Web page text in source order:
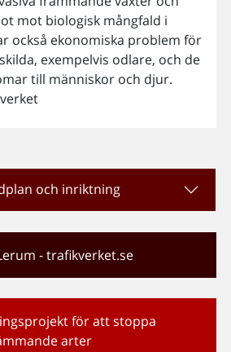
mot biologisk mångfald i
också ekonomiska problem för
exempelvis odlare, och de
till människor och djur.
och inriktning
- trafikverket.se
för att stoppa
arter